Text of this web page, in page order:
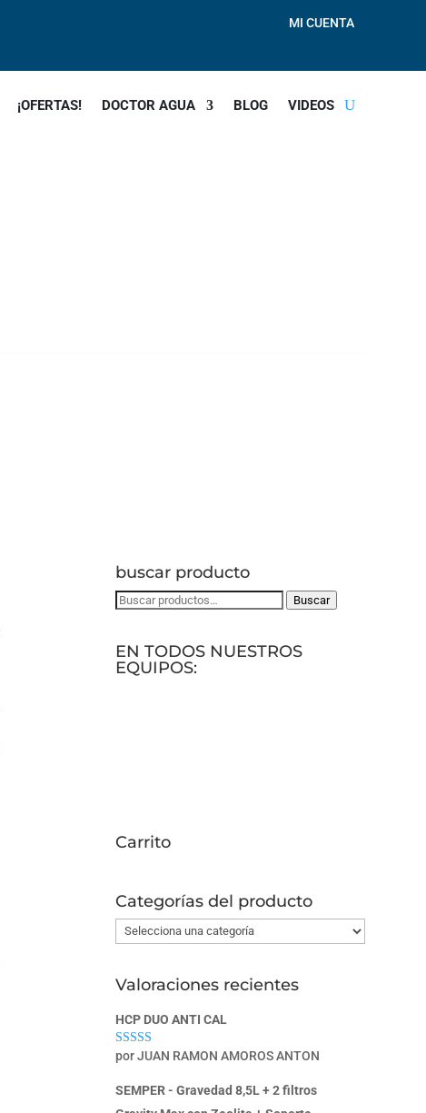
MI CUENTA
¡OFERTAS! DOCTOR AGUA BLOG VIDEOS
buscar producto
Buscar
Buscar
EN TODOS NUESTROS
EQUIPOS:
Carrito
Categorías del producto
Valoraciones recientes
HCP DUO ANTI CAL
Valorado con
por JUAN RAMON AMOROS ANTON
SEMPER - Gravedad 8,5L + 2 filtros